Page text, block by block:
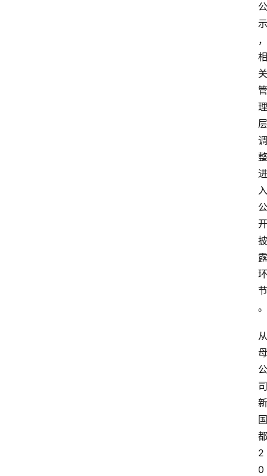
公
示
，
相
关
管
理
层
调
整
进
入
公
开
披
露
环
节
。
从
母
公
司
新
国
都
2
0